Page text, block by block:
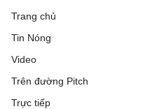
Trang chủ
Tin Nóng
Video
Trên đường Pitch
Trực tiếp